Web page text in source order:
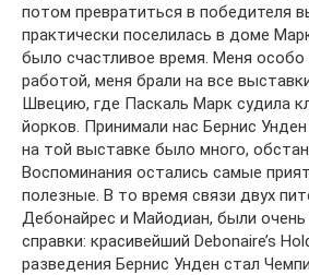
потом превратиться в победителя
практически поселилась в доме
было счастливое время. Меня особо
работой, меня брали на все
Швецию, где Паскаль Марк судила
йорков. Принимали нас Бернис Унден
на той выставке было много,
Воспоминания остались самые
полезные. В то время связи двух
Дебонайрес и Майодиан, были
справки: красивейший Debonaire’s
разведения Бернис Унден стал